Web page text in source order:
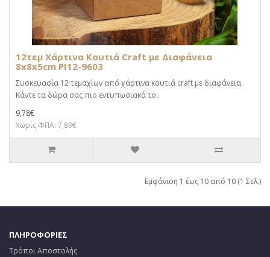
12τεμ Χάρτινα Κουτιά Craft με Διαφάνεια
8x8x5cm PI12-9603
Συσκευασία 12 τεμαχίων από χάρτινα κουτιά craft με διαφάνεια.
Κάντε τα δώρα σας πιο εντυπωσιακά το..
9,78€
Χωρίς ΦΠΑ: 7,89€
Εμφάνιση 1 έως 10 από 10 (1 Σελ.)
ΠΛΗΡΟΦΟΡΙΕΣ
Τρόποι Αποστολής